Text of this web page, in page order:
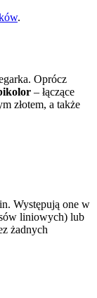
.
Oprócz
– łączące
złotem, a także
Występują one w
liniowych) lub
żadnych